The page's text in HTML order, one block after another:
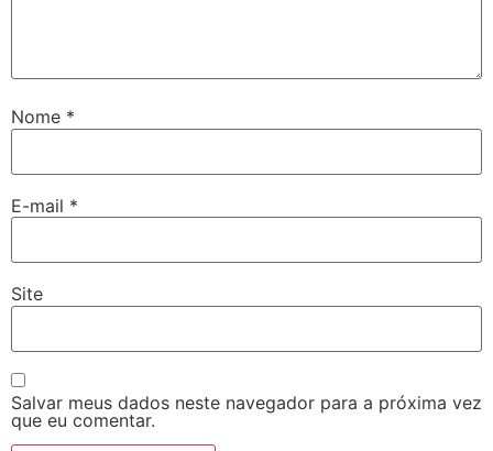
Nome *
E-mail *
Site
Salvar meus dados neste navegador para a próxima vez
que eu comentar.